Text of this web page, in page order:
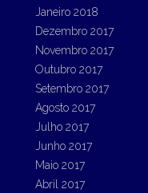
Janeiro 2018
Dezembro 2017
Novembro 2017
Outubro 2017
Setembro 2017
Agosto 2017
Julho 2017
Junho 2017
Maio 2017
Abril 2017